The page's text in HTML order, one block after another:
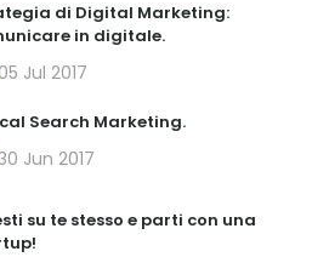
di Digital Marketing:
in digitale.
05 Jul 2017
Search Marketing.
Jun 2017
su te stesso e parti con una